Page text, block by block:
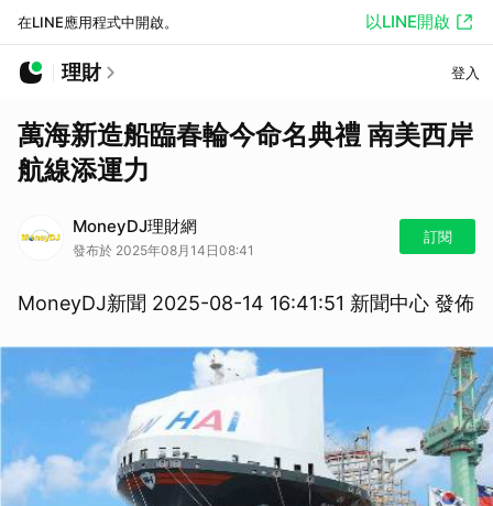
在LINE應用程式中開啟。 以LINE開啟
理財 登入
萬海新造船臨春輪今命名典禮 南美西岸
航線添運力
MoneyDJ理財網
發布於 2025年08月14日08:41
訂閱
MoneyDJ新聞 2025-08-14 16:41:51 新聞中心 發佈